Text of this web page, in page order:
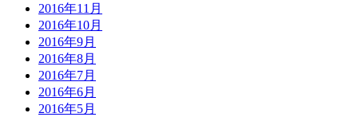
2016年11月
2016年10月
2016年9月
2016年8月
2016年7月
2016年6月
2016年5月